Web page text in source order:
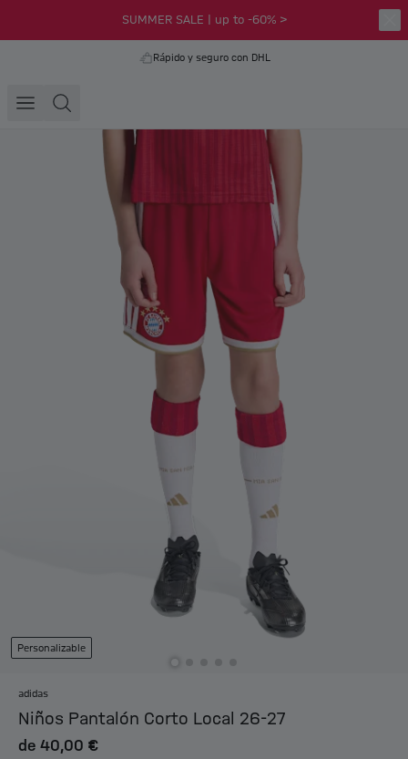
SUMMER SALE | up to -60% >
Rápido y seguro con DHL
Personalizable
adidas
Niños Pantalón Corto Local 26-27
de 40,00 €